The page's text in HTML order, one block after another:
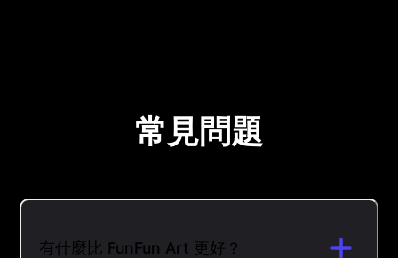
常見問題
有什麼比 FunFun Art 更好？